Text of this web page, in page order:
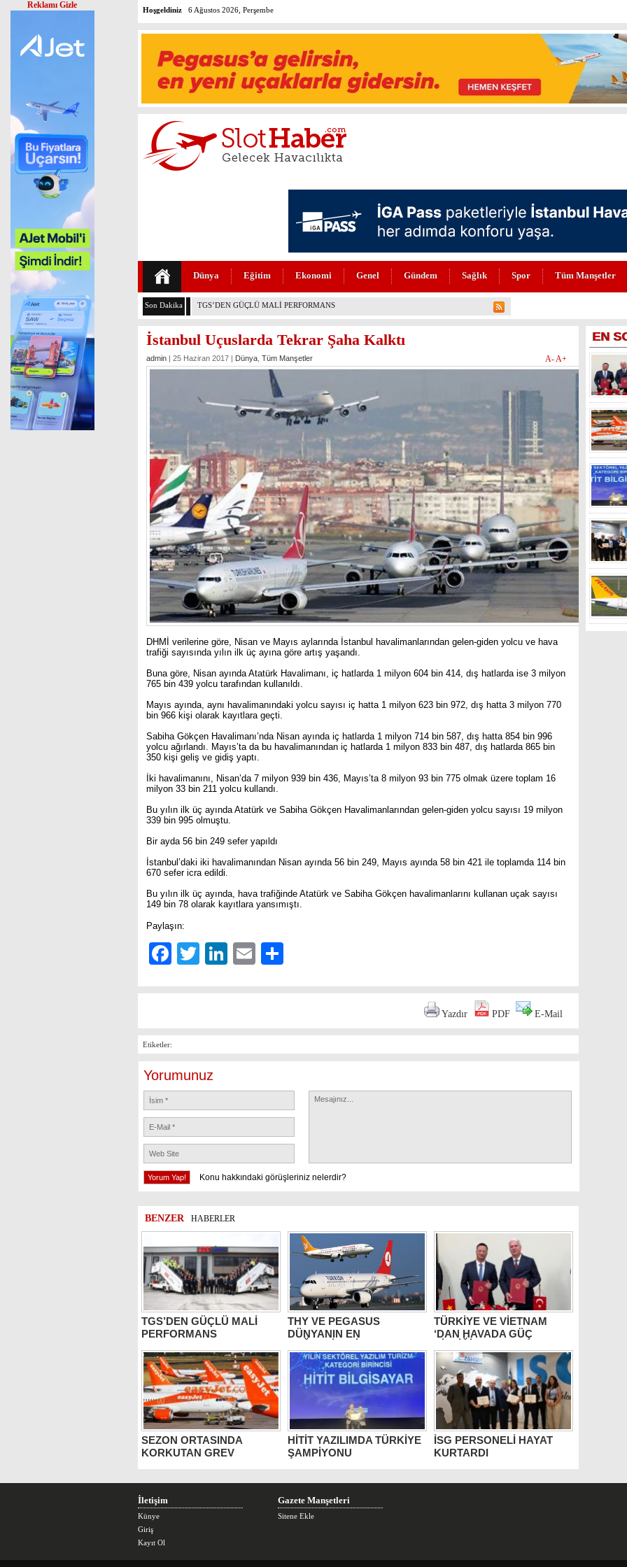
Hoşgeldiniz 6 Ağustos 2026, Perşembe
Dünya Eğitim Ekonomi Genel Gündem Sağlık Spor Tüm Manşetler
Son Dakika THY VE PEGASUS DÜNYANIN EN DEĞERLİLERİ ARASINDA
İstanbul Uçuslarda Tekrar Şaha Kalktı
admin | 25 Haziran 2017 | Dünya Tüm Manşetler A-A+
DHMİ verilerine göre, Nisan ve Mayıs aylarında İstanbul havalimanlarından gelen-giden yolcu ve hava
trafiği sayısında yılın ilk üç ayına göre artış yaşandı.
Buna göre, Nisan ayında Atatürk Havalimanı, iç hatlarda 1 milyon 604 bin 414, dış hatlarda ise 3 milyon
765 bin 439 yolcu tarafından kullanıldı.
Mayıs ayında, aynı havalimanındaki yolcu sayısı iç hatta 1 milyon 623 bin 972, dış hatta 3 milyon 770
bin 966 kişi olarak kayıtlara geçti.
Sabiha Gökçen Havalimanı’nda Nisan ayında iç hatlarda 1 milyon 714 bin 587, dış hatta 854 bin 996
yolcu ağırlandı. Mayıs’ta da bu havalimanından iç hatlarda 1 milyon 833 bin 487, dış hatlarda 865 bin
350 kişi geliş ve gidiş yaptı.
İki havalimanını, Nisan’da 7 milyon 939 bin 436, Mayıs’ta 8 milyon 93 bin 775 olmak üzere toplam 16
milyon 33 bin 211 yolcu kullandı.
Bu yılın ilk üç ayında Atatürk ve Sabiha Gökçen Havalimanlarından gelen-giden yolcu sayısı 19 milyon
339 bin 995 olmuştu.
Bir ayda 56 bin 249 sefer yapıldı
İstanbul’daki iki havalimanından Nisan ayında 56 bin 249, Mayıs ayında 58 bin 421 ile toplamda 114 bin
670 sefer icra edildi.
Bu yılın ilk üç ayında, hava trafiğinde Atatürk ve Sabiha Gökçen havalimanlarını kullanan uçak sayısı
149 bin 78 olarak kayıtlara yansımıştı.
Paylaşın:
Facebook
TwitterLinkedIn
Email
Yazdır PDF E-Mail
Etiketler:
Yorumunuz
Konu hakkındaki görüşleriniz nelerdir?
BENZER HABERLER
TGS’DEN GÜÇLÜ MALİ
PERFORMANS
THY VE PEGASUS
DÜNYANIN EN
TÜRKİYE VE VİETNAM
‘DAN HAVADA GÜÇ
SEZON ORTASINDA
KORKUTAN GREV
HİTİT YAZILIMDA TÜRKİYE
ŞAMPİYONU
İSG PERSONELİ HAYAT
KURTARDI
EN
İletişim
Künye
Giriş
Kayıt Ol
Gazete Manşetleri
Sitene Ekle
Reklamı Gizle